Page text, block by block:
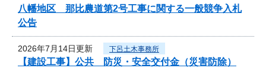
八幡地区 那比農道第2号工事に関する一般競争入札
公告
2026年7月14日更新 下呂土木事務所
【建設工事】公共 防災・安全交付金（災害防除）